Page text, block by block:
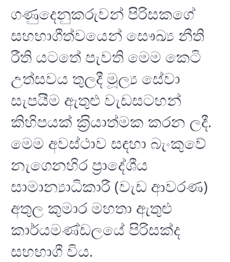
ගණුදෙනුකරුවන් පිරිසකගේ
සහභාගීත්වයෙන් සෞඛ්‍ය නීති
රීති යටතේ පැවති මෙම කෙටි
උත්සවය තුලදී මූල්‍ය සේවා
සැපයීම ඇතුළු වැඩසටහන්
කිහිපයක් ක‍්‍රියාත්මක කරන ලදී.
මෙම අවස්ථාව සඳහා බැංකුවේ
නැගෙනහිර ප‍්‍රාදේශීය
සාමාන්‍යාධිකාරී (වැඩ ආවරණ)
අතුල කුමාර මහතා ඇතුළු
කාර්යමණ්ඩලයේ පිරිසක්ද
සහභාගී විය.